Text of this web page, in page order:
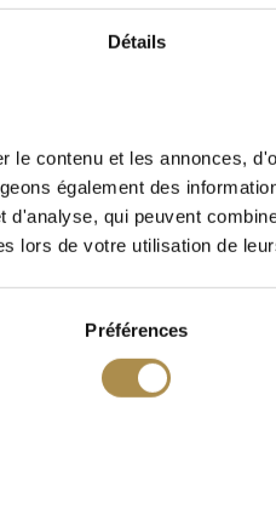
Détails
le contenu et les annonces,
également des
d'analyse, qui peuvent
lors de votre utilisation de
Préférences